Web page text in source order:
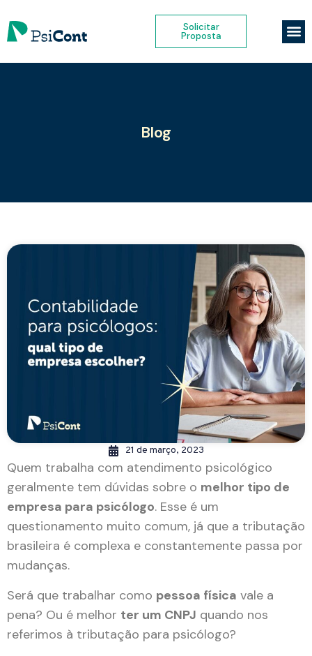
Solicitar
Proposta
Blog
21 de março, 2023
Quem trabalha com atendimento psicológico
geralmente tem dúvidas sobre o melhor tipo de
empresa para psicólogo. Esse é um
questionamento muito comum, já que a tributação
brasileira é complexa e constantemente passa por
mudanças.
Será que trabalhar como pessoa física vale a
pena? Ou é melhor ter um CNPJ quando nos
referimos à tributação para psicólogo?